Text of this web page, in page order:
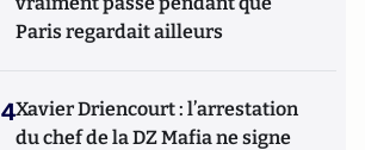
Paris regardait ailleurs
4Xavier Driencourt : l’arrestation
du chef de la DZ Mafia ne signe